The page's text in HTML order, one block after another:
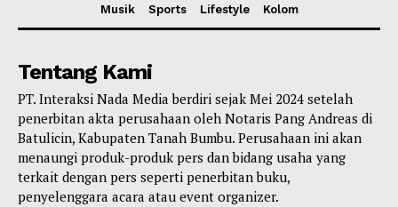
Musik
Sports Lifestyle Kolom
Tentang Kami
PT. Interaksi Nada Media berdiri sejak Mei 2024 setelah
penerbitan akta perusahaan oleh Notaris Pang Andreas di
Batulicin, Kabupaten Tanah Bumbu. Perusahaan ini akan
menaungi produk-produk pers dan bidang usaha yang
terkait dengan pers seperti penerbitan buku,
penyelenggara acara atau event organizer.